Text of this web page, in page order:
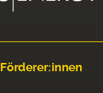
Förderer:innen